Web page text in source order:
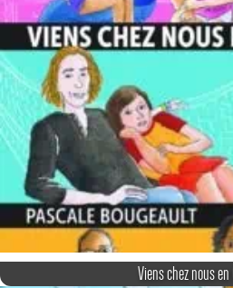
Viens chez nous en